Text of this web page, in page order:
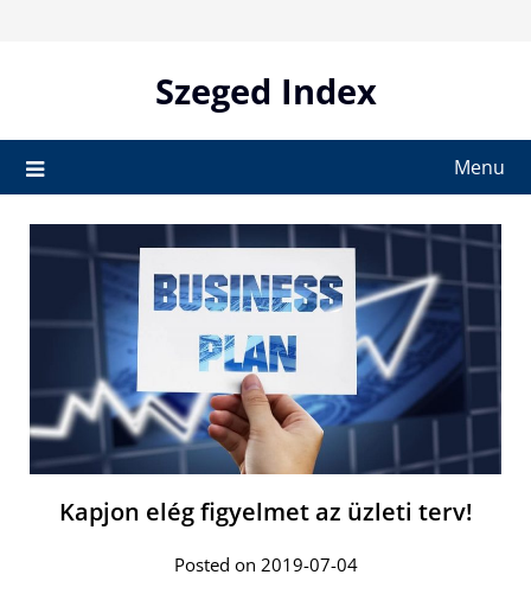
Szeged Index
Menu
Kapjon elég figyelmet az üzleti terv!
Posted on 2019-07-04